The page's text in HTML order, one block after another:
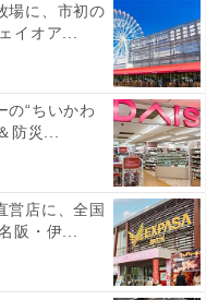
場に、市初の
イオア...
の“ちいかわ
防災...
営店に、全国
阪・伊...